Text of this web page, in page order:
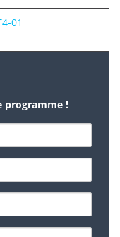
programme !